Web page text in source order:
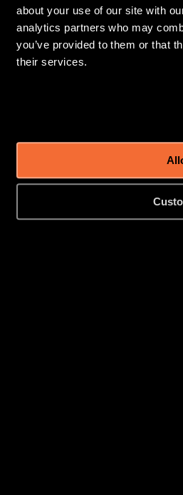
about your use of our site with
analytics partners who may
you’ve provided to them or that
their services.
Vinsamlegast athugið:
ensku. Reglubundnar
vor